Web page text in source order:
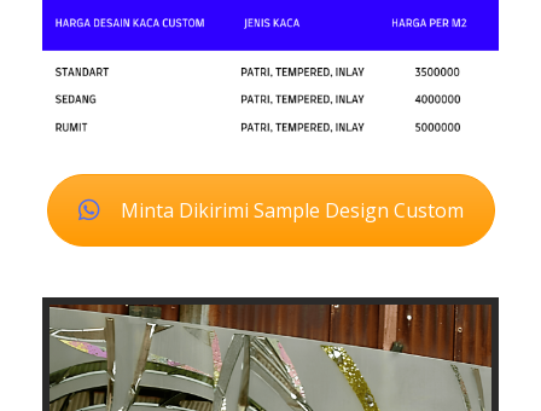
Minta Dikirimi Sample Design Custom